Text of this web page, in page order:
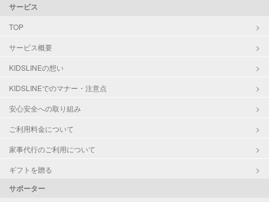
サービス
TOP
サービス概要
KIDSLINEの想い
KIDSLINEでのマナー・注意点
安心安全への取り組み
ご利用料金について
家事代行のご利用について
ギフトを贈る
サポーター